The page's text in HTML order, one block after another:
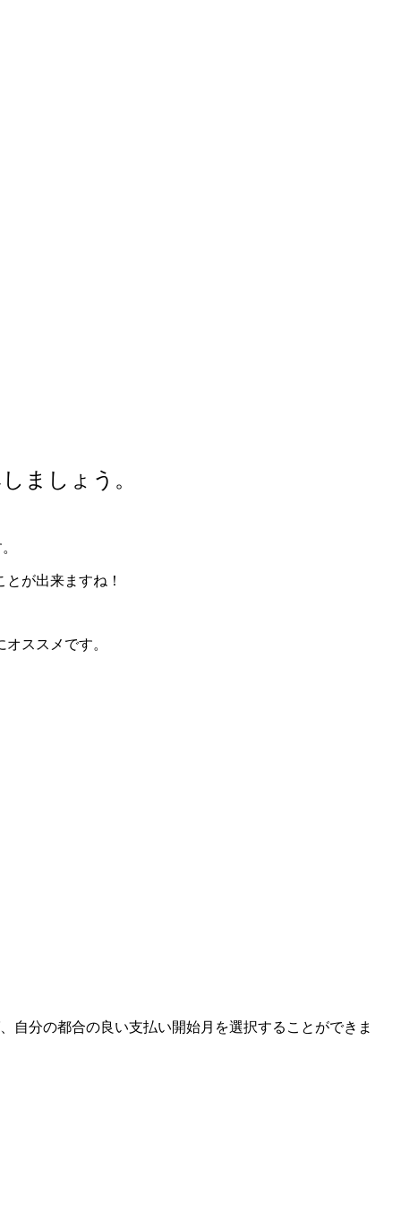
ましょう。
が出来ますね！
ススメです。
自分の都合の良い支払い開始月を選択することができま